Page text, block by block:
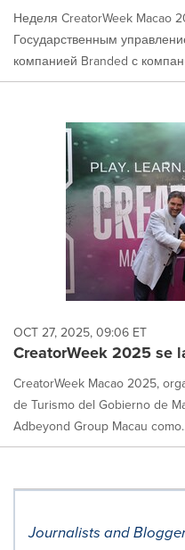
Неделя CreatorWeek Macao
Государственным
компанией Branded с
OCT 27, 2025, 09:06 ET
CreatorWeek 2025 se
CreatorWeek Macao 2025,
de Turismo del Gobierno de
Adbeyond Group Macau
Journalists and